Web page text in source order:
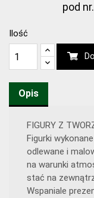
pod
Ilość
Opis
FIGURY Z
Figurki
odlewane i
na warunki
stać na
Wspaniale